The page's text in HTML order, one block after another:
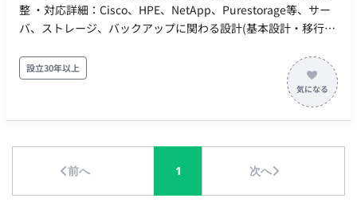
整 ・対応詳細：Cisco、HPE、NetApp、Purestorage等、サー
バ、ストレージ、バックアップに関わる設計(基本設計・移行設
ートナー協業体制における現地作業統括)、及び案件遂行のため
の顧客調整など。 ・顧客調整：全体スケジュール、課題管理
表、WBSなどの顧客調整等 ・設計：基本設計、移行設計、パラ
メータシート作成、試験シート作成、作業手順書作成等 ・構
安） ・ 勤務時間：09:00〜17:30 ・ 稼働開始：2026年8月〜
設立30年以上
前へ 1 次へ